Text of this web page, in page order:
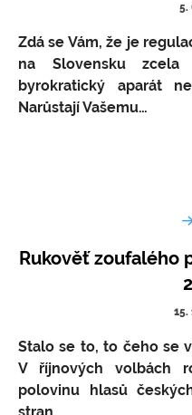
5.
Zdá se Vám, že je
na Slovensku zcela
byrokratický aparát
Narůstají Vašemu…
Rukověť zoufalého
15.
Stalo se to, to čeho se
V říjnových volbách
polovinu hlasů